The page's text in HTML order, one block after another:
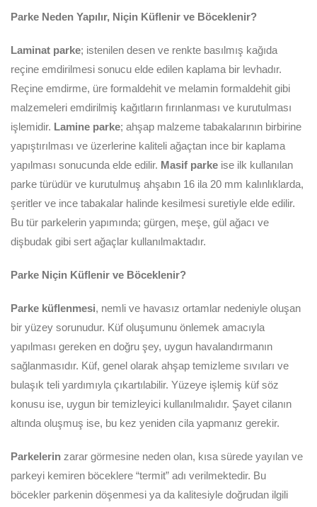
Parke Neden Yapılır, Niçin Küflenir ve Böceklenir?
Laminat parke; istenilen desen ve renkte basılmış kağıda
reçine emdirilmesi sonucu elde edilen kaplama bir levhadır.
Reçine emdirme, üre formaldehit ve melamin formaldehit gibi
malzemeleri emdirilmiş kağıtların fırınlanması ve kurutulması
işlemidir. Lamine parke; ahşap malzeme tabakalarının birbirine
yapıştırılması ve üzerlerine kaliteli ağaçtan ince bir kaplama
yapılması sonucunda elde edilir. Masif parke ise ilk kullanılan
parke türüdür ve kurutulmuş ahşabın 16 ila 20 mm kalınlıklarda,
şeritler ve ince tabakalar halinde kesilmesi suretiyle elde edilir.
Bu tür parkelerin yapımında; gürgen, meşe, gül ağacı ve
dişbudak gibi sert ağaçlar kullanılmaktadır.
Parke Niçin Küflenir ve Böceklenir?
Parke küflenmesi, nemli ve havasız ortamlar nedeniyle oluşan
bir yüzey sorunudur. Küf oluşumunu önlemek amacıyla
yapılması gereken en doğru şey, uygun havalandırmanın
sağlanmasıdır. Küf, genel olarak ahşap temizleme sıvıları ve
bulaşık teli yardımıyla çıkartılabilir. Yüzeye işlemiş küf söz
konusu ise, uygun bir temizleyici kullanılmalıdır. Şayet cilanın
altında oluşmuş ise, bu kez yeniden cila yapmanız gerekir.
Parkelerin zarar görmesine neden olan, kısa sürede yayılan ve
parkeyi kemiren böceklere “termit” adı verilmektedir. Bu
böcekler parkenin döşenmesi ya da kalitesiyle doğrudan ilgili